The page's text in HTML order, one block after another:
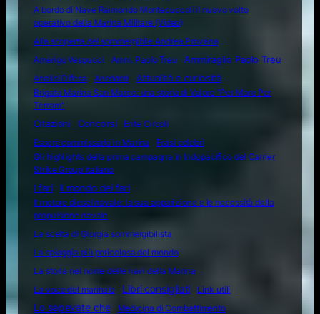
A bordo di Nave Raimondo Montecuccoli il nuovo volto
operativo della Marina Militare (Video)
Alla scoperta del sommergibile Andrea Provana
Amerigo Vespucci
Amm. Paolo Treu
Ammiraglio Paolo Treu
Analisi Difesa
Aneddoti Attualità e curiosità
Brigata Marina San Marco: una storia di Valore "Per Mare Per
Terram"
Citazioni
Concorsi
Ente Circoli
Essere commissario in Marina
Frasi celebri
Gli highlights della prima campagna in Indopacifico del Carrier
Strike Group italiano
I fari
Il mondo dei fari
Il motore diesel navale: la sua apparizione e le necessità della
propulsione navale
La scelta di Giorgia sommergibilista
La spiaggia più pericolosa del mondo
La storia nel nome delle navi della Marina
La voce del marinaio
Libri consigliati Link utili
Lo sapevate che Medicina di Combattimento